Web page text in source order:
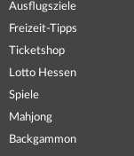
Ausflugsziele
Freizeit-Tipps
Ticketshop
Lotto Hessen
Spiele
Mahjong
Backgammon